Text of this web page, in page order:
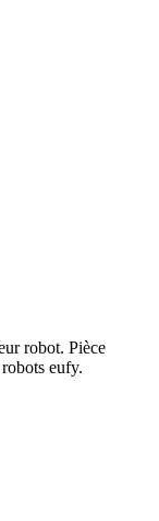
robot. Pièce
eufy.